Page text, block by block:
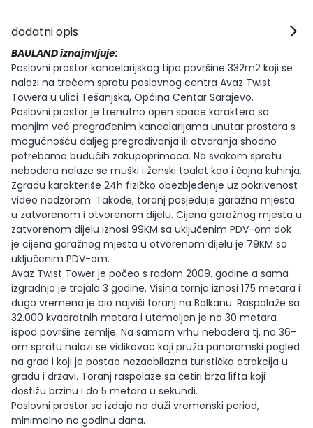
dodatni opis
BAULAND iznajmljuje:
Poslovni prostor kancelarijskog tipa površine 332m2 koji se
nalazi na trećem spratu poslovnog centra Avaz Twist
Towera u ulici Tešanjska, Općina Centar Sarajevo.
Poslovni prostor je trenutno open space karaktera sa
manjim već pregrađenim kancelarijama unutar prostora s
mogućnošću daljeg pregrađivanja ili otvaranja shodno
potrebama budućih zakupoprimaca. Na svakom spratu
nebodera nalaze se muški i ženski toalet kao i čajna kuhinja.
Zgradu karakteriše 24h fizičko obezbjeđenje uz pokrivenost
video nadzorom. Takođe, toranj posjeduje garažna mjesta
u zatvorenom i otvorenom dijelu. Cijena garažnog mjesta u
zatvorenom dijelu iznosi 99KM sa uključenim PDV-om dok
je cijena garažnog mjesta u otvorenom dijelu je 79KM sa
uključenim PDV-om.
Avaz Twist Tower je počeo s radom 2009. godine a sama
izgradnja je trajala 3 godine. Visina tornja iznosi 175 metara i
dugo vremena je bio najviši toranj na Balkanu. Raspolaže sa
32.000 kvadratnih metara i utemeljen je na 30 metara
ispod površine zemlje. Na samom vrhu nebodera tj. na 36-
om spratu nalazi se vidikovac koji pruža panoramski pogled
na grad i koji je postao nezaobilazna turistička atrakcija u
gradu i državi. Toranj raspolaže sa četiri brza lifta koji
dostižu brzinu i do 5 metara u sekundi.
Poslovni prostor se izdaje na duži vremenski period,
minimalno na godinu dana.